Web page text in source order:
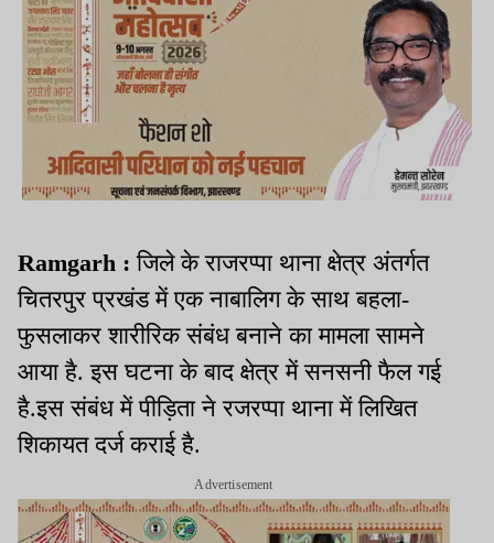
Ramgarh : जिले के राजरप्पा थाना क्षेत्र अंतर्गत
चितरपुर प्रखंड में एक नाबालिग के साथ बहला-
फुसलाकर शारीरिक संबंध बनाने का मामला सामने
आया है. इस घटना के बाद क्षेत्र में सनसनी फैल गई
है.इस संबंध में पीड़िता ने रजरप्पा थाना में लिखित
शिकायत दर्ज कराई है.
Advertisement